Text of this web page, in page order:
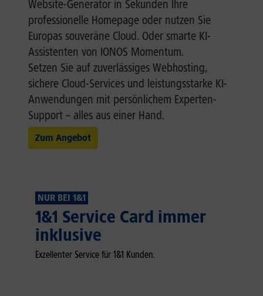
Website-Generator in Sekunden Ihre
professionelle Homepage oder nutzen Sie
Europas souveräne Cloud. Oder smarte KI-
Assistenten von IONOS Momentum.
Setzen Sie auf zuverlässiges Webhosting,
sichere Cloud-Services und leistungsstarke KI-
Anwendungen mit persönlichem Experten-
Support – alles aus einer Hand.
Zum Angebot
NUR BEI 1&1
1&1 Service Card immer
inklusive
Exzellenter Service für 1&1 Kunden.